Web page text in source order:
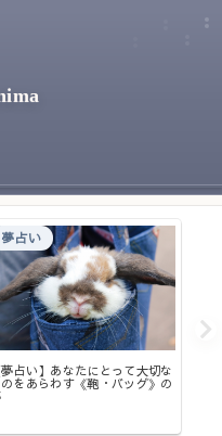
夢占い
夢占い】あなたにとって大切な
をあらわす《鞄・バッグ》の